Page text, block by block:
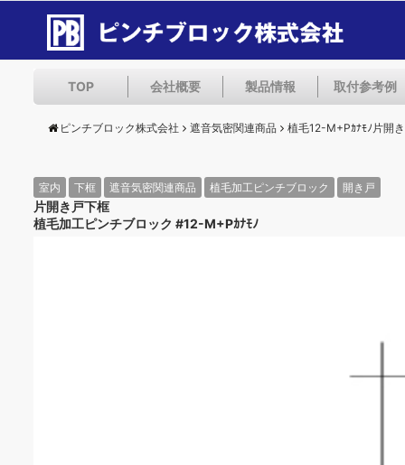
TOP 会社概要 製品情報 取付参考例
ピンチブロック株式会社 遮音気密関連商品 植毛12-M+Pｶﾅﾓﾉ片開
室内 下框 遮音気密関連商品 植毛加工ピンチブロック 開き戸
片開き戸下框
植毛加工ピンチブロック #12-M+Pｶﾅﾓﾉ